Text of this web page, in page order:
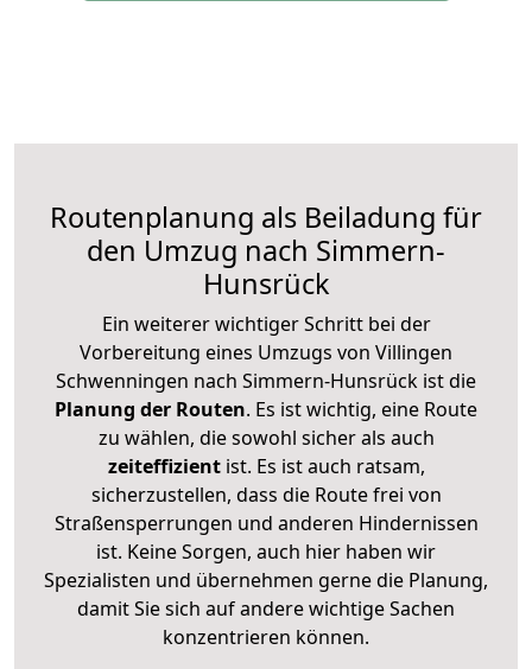
Routenplanung als Beiladung für
den Umzug nach Simmern-
Hunsrück
Ein weiterer wichtiger Schritt bei der
Vorbereitung eines Umzugs von Villingen
Schwenningen nach Simmern-Hunsrück ist die
Planung der Routen. Es ist wichtig, eine Route
zu wählen, die sowohl sicher als auch
zeiteffizientist. Es ist auch ratsam,
sicherzustellen, dass die Route frei von
Straßensperrungen und anderen Hindernissen
ist. Keine Sorgen, auch hier haben wir
Spezialisten und übernehmen gerne die Planung,
damit Sie sich auf andere wichtige Sachen
konzentrieren können.